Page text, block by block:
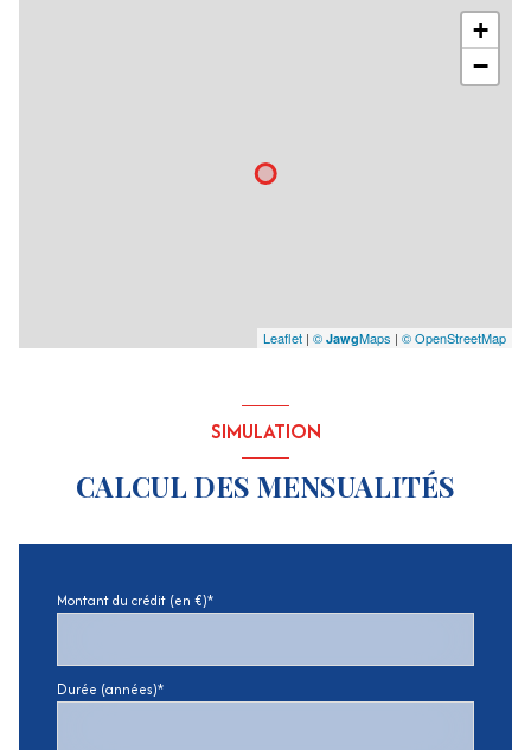
+
−
Leaflet | © JawgMaps | © OpenStreetMap
SIMULATION
CALCUL DES MENSUALITÉS
Montant du crédit (en €)*
Durée (années)*